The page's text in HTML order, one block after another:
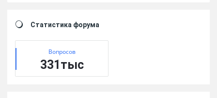
Статистика форума
Вопросов
331тыс